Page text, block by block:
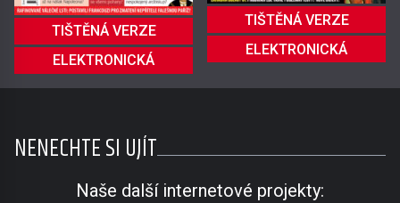
TIŠTĚNÁ VERZE
ELEKTRONICKÁ
TIŠTĚNÁ VERZE
ELEKTRONICKÁ
NENECHTE SI UJÍT
Naše další internetové projekty: